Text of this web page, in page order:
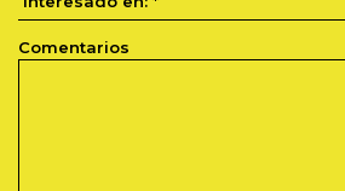
Comentarios